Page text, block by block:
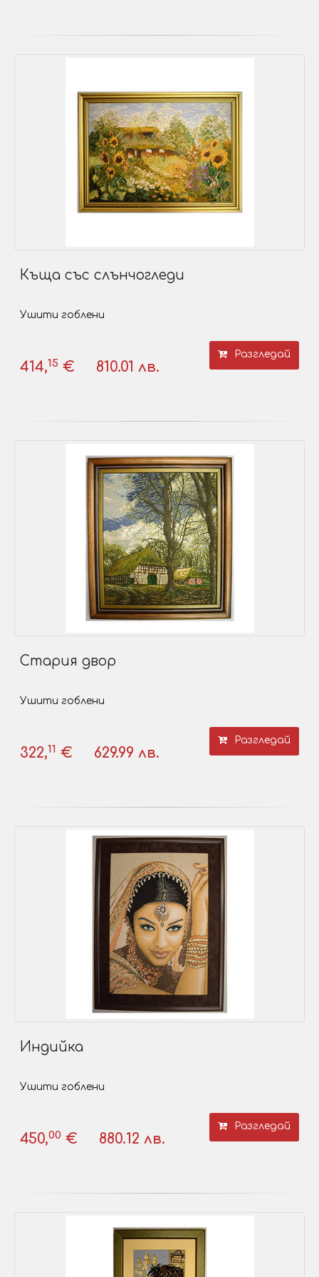
Къща със слънчогледи
Ушити гоблени
414,15 € 810.01 лв.
Разгледай
Стария двор
Ушити гоблени
322,11 € 629.99 лв.
Разгледай
Индийка
Ушити гоблени
450,00 € 880.12 лв.
Разгледай